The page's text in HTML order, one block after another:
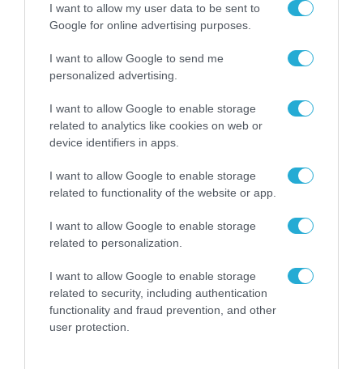
I want to allow my user data to be sent to
Google for online advertising purposes.
I want to allow Google to send me
personalized advertising.
I want to allow Google to enable storage
related to analytics like cookies on web or
device identifiers in apps.
I want to allow Google to enable storage
related to functionality of the website or app.
I want to allow Google to enable storage
related to personalization.
I want to allow Google to enable storage
related to security, including authentication
functionality and fraud prevention, and other
user protection.